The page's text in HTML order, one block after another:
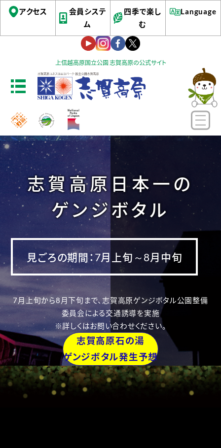
上信越高原国立公園 志賀高原の公式サイト
アクセス
会員システ
ム
四季で楽し
む
Language
志賀高原日本一の
ゲンジボタル
見ごろの期間：7月上旬～8月中旬
7月上旬から8月下旬まで、志賀高原ゲンジボタル公園整備
委員会による交通誘導を実施
※詳しくはお問い合わせください。
志賀高原石の湯
ゲンジボタル発生予想